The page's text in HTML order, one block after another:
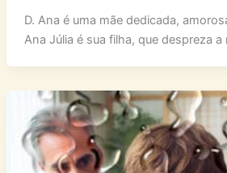
D. Ana é uma mãe dedicada,
Ana Júlia é sua filha, que despreza